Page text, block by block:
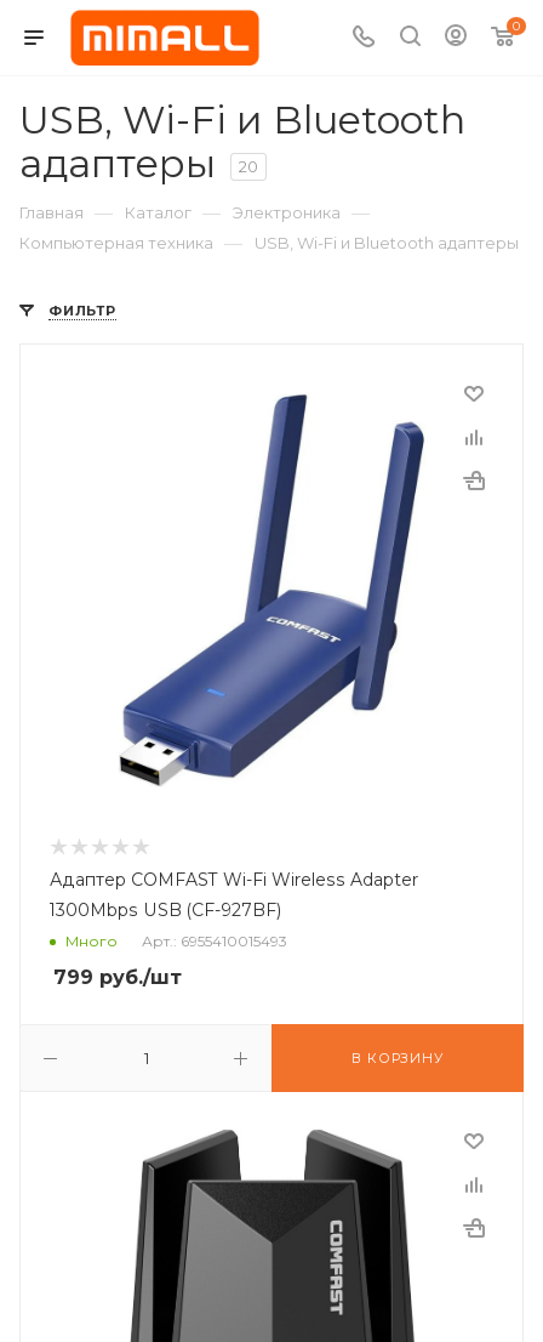
0
USB, Wi-Fi и Bluetooth
адаптеры
20
Главная — Каталог — Электроника —
Компьютерная техника — USB, Wi-Fi и Bluetooth адаптеры
ФИЛЬТР
Адаптер COMFAST Wi-Fi Wireless Adapter
1300Mbps USB (CF-927BF)
Много Арт.: 6955410015493
799 руб./шт
В КОРЗИНУ